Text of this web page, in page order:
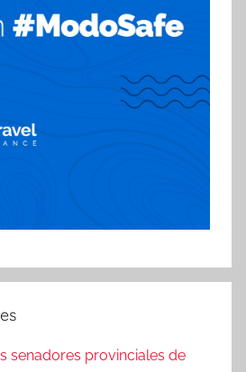
senadores provinciales de